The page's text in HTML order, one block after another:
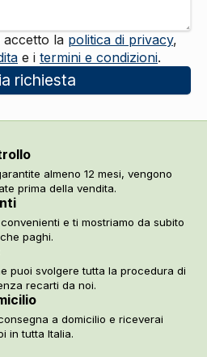
accetto la politica di privacy,
e i termini e condizioni.
richiesta
almeno 12 mesi, vengono
prima della vendita.
e ti mostriamo da subito
paghi.
puoi svolgere tutta la procedura di
recarti da noi.
a domicilio e riceverai
in tutta Italia.